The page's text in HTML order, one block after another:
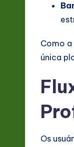
Como
única
Os